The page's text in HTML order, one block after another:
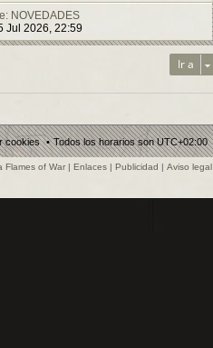
NOVEDADES
Jul 2026, 22:59
Ir a
Todos los horarios sonUTC+02:00
cookies
Flames of War | Enlaces | Publicidad | Aviso legal